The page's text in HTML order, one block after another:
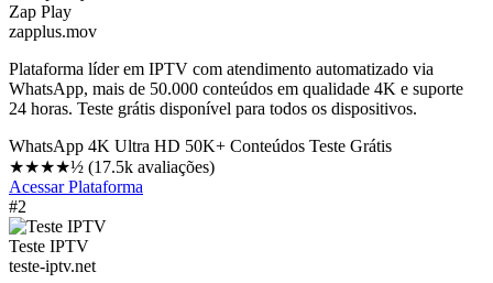
Zap Play
zapplus.mov
Plataforma líder em IPTV com atendimento automatizado via
WhatsApp, mais de 50.000 conteúdos em qualidade 4K e suporte
24 horas. Teste grátis disponível para todos os dispositivos.
WhatsApp 4K Ultra HD 50K+ Conteúdos Teste Grátis
★★★★½ (17.5k avaliações)
Acessar Plataforma
#2
Teste IPTV
teste-iptv.net